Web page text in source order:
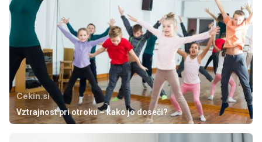
Cekin.si
Vztrajnost pri otroku – kako jo doseči?